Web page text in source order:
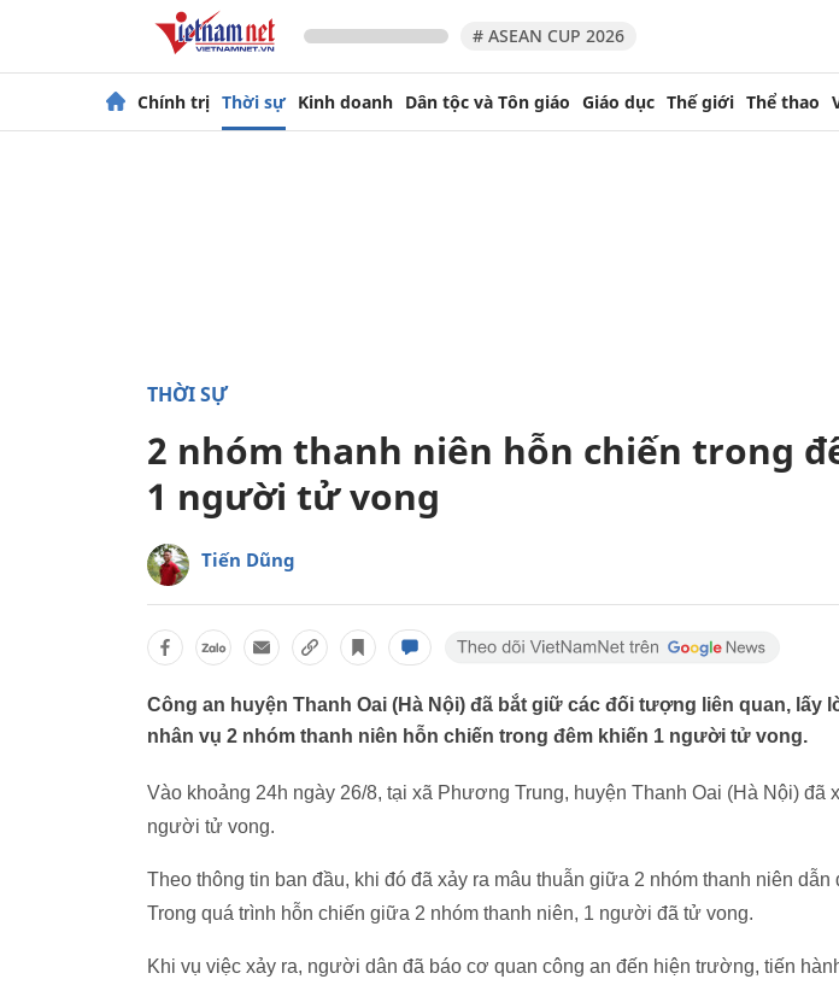
# ASEAN CUP 2026
Chính trị Thời sự Kinh doanh Dân tộc và Tôn giáo Giáo dục Thế giới Thể thao
THỜI SỰ
2 nhóm thanh niên hỗn chiến trong
1 người tử vong
Tiến Dũng
Công an huyện Thanh Oai (Hà Nội) đã bắt giữ các đối tượng liên quan, lấy
nhân vụ 2 nhóm thanh niên hỗn chiến trong đêm khiến 1 người tử vong.
Vào khoảng 24h ngày 26/8, tại xã Phương Trung, huyện Thanh Oai (Hà Nội) đã
người tử vong.
Theo thông tin ban đầu, khi đó đã xảy ra mâu thuẫn giữa 2 nhóm thanh niên dẫn
Trong quá trình hỗn chiến giữa 2 nhóm thanh niên, 1 người đã tử vong.
Khi vụ việc xảy ra, người dân đã báo cơ quan công an đến hiện trường, tiến